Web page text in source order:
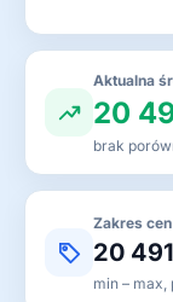
Aktualna
20
brak
Zakres cen
20
min – max,